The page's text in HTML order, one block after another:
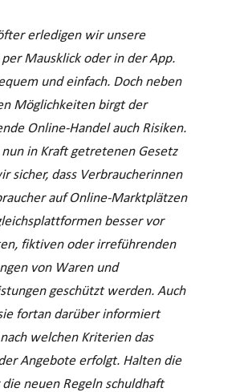
erledigen wir unsere
Mausklick oder in der App.
und einfach. Doch neben
Möglichkeiten birgt der
Online-Handel auch Risiken.
in Kraft getretenen Gesetz
sicher, dass Verbraucherinnen
auf Online-Marktplätzen
besser vor
fiktiven oder irreführenden
von Waren und
geschützt werden. Auch
fortan darüber informiert
welchen Kriterien das
Angebote erfolgt. Halten die
neuen Regeln schuldhaft